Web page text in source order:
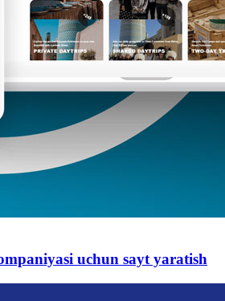
uchun sayt yaratish